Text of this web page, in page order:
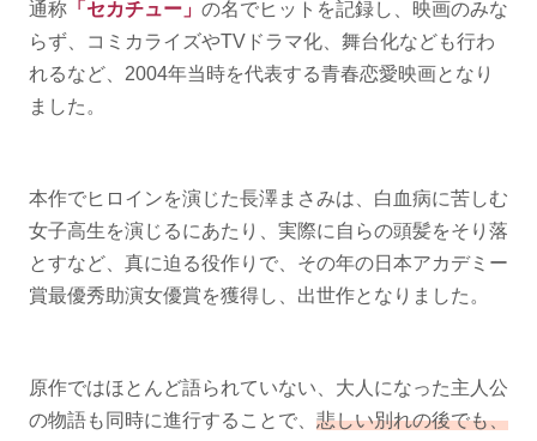
通称「セカチュー」 の名でヒットを記録し、映画のみな
らず、コミカライズやTVドラマ化、舞台化なども行わ
れるなど、2004年当時を代表する青春恋愛映画となり
ました。
本作でヒロインを演じた長澤まさみは、白血病に苦しむ
女子高生を演じるにあたり、実際に自らの頭髪をそり落
とすなど、真に迫る役作りで、その年の日本アカデミー
賞最優秀助演女優賞を獲得し、出世作となりました。
原作ではほとんど語られていない、大人になった主人公
の物語も同時に進行することで、 悲しい別れの後でも、